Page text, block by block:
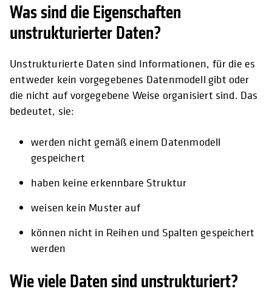
Was sind die Eigenschaften
unstrukturierter Daten?
Unstrukturierte Daten sind Informationen, für die es
entweder kein vorgegebenes Datenmodell gibt oder
die nicht auf vorgegebene Weise organisiert sind. Das
bedeutet, sie:
werden nicht gemäß einem Datenmodell
gespeichert
haben keine erkennbare Struktur
weisen kein Muster auf
können nicht in Reihen und Spalten gespeichert
werden
Wie viele Daten sind unstrukturiert?